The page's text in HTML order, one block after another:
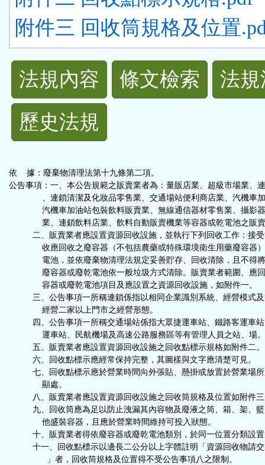
附件三 回收筒規格及位置
法
規
功
按
法規內容 條文檢索
法
歷史法規
依 據：廢棄物清理法第十九條第二項。
公告事項：一、本公告規範之販賣業者為：量販店業、超級市場業、
、連鎖清潔及化妝品零售業、交通場站便利商店業、汽機車加
汽機車加油站包裝飲料販賣業、無線通信器材零售業、攝影器
業、連鎖飲料店業、飲料自動販賣機業等容器或乾電池之販賣
二、販賣業者應設置資源回收設施，並執行下列回收工作：接受
收應回收之廢容器（不包括農藥或特殊環境衛生用藥廢容器）
電池，並依廢棄物清理法規定妥善貯存、回收清除，且不得將
廢容器或廢乾電池依一般垃圾方式清除。販賣業者範圍、應回
容器或廢乾電池項目及應設置之資源回收設施，如附件一。
三、公告事項一所稱連鎖係指以相同企業識別系統、經營模式及
經營二家以上門市之經營形態。
四、公告事項一所稱交通場站係指大眾捷運車站、鐵路客運車站
運車站、民航機場及高速公路服務區等有管理人員之站、場。
五、販賣業者應設置資源回收設施之回收點標示規格如附件二。
六、回收點標示應經常保持完整，其圖樣與文字應清楚可見。
七、回收點標示應於營業時間向外張貼、懸掛或放置於營業場所
顯處。
八、販賣業者應設置資源回收設施之回收筒規格及位置如附件
九、回收筒應為足以防止洩漏其內容物及廢液之筒、箱、架、籃
他盛裝容器，且應於營業時間維持可投入狀態。
十、販賣業者得依廢容器或廢乾電池類別，於同一位置分類設置
十一、回收點標示以邊長二公分以上字體註明「資源回收物請交
」者，回收筒規格及位置得不受公告事項八之限制。